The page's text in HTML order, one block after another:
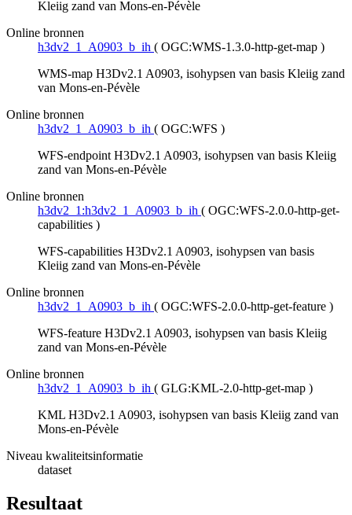
Kleiig zand van Mons-en-Pévèle
Online bronnen
h3dv2_1_A0903_b_ih ( OGC:WMS-1.3.0-http-get-map )
WMS-map H3Dv2.1 A0903, isohypsen van basis Kleiig zand
van Mons-en-Pévèle
Online bronnen
h3dv2_1_A0903_b_ih ( OGC:WFS )
WFS-endpoint H3Dv2.1 A0903, isohypsen van basis Kleiig
zand van Mons-en-Pévèle
Online bronnen
h3dv2_1:h3dv2_1_A0903_b_ih ( OGC:WFS-2.0.0-http-get-
capabilities )
WFS-capabilities H3Dv2.1 A0903, isohypsen van basis
Kleiig zand van Mons-en-Pévèle
Online bronnen
h3dv2_1_A0903_b_ih ( OGC:WFS-2.0.0-http-get-feature )
WFS-feature H3Dv2.1 A0903, isohypsen van basis Kleiig
zand van Mons-en-Pévèle
Online bronnen
h3dv2_1_A0903_b_ih ( GLG:KML-2.0-http-get-map )
KML H3Dv2.1 A0903, isohypsen van basis Kleiig zand van
Mons-en-Pévèle
Niveau kwaliteitsinformatie
dataset
Resultaat